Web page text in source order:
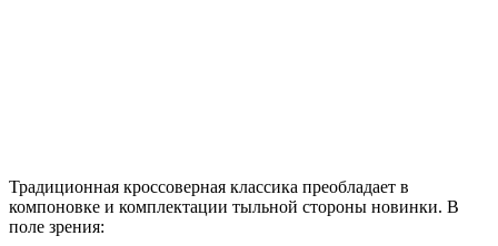
Традиционная кроссоверная классика преобладает в
компоновке и комплектации тыльной стороны новинки. В
поле зрения: